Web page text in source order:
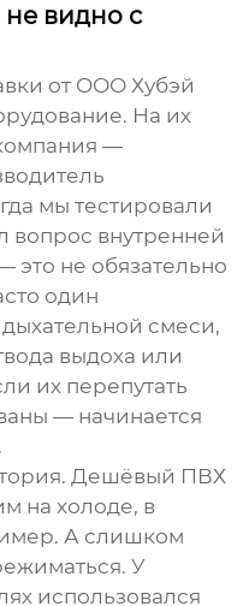
не видно с
от ООО Хубэй
. На их
—
мы тестировали
вопрос внутренней
это не обязательно
один
смеси,
выдоха или
их перепутать
— начинается
Дешёвый ПВХ
на холоде, в
А слишком
У
использовался